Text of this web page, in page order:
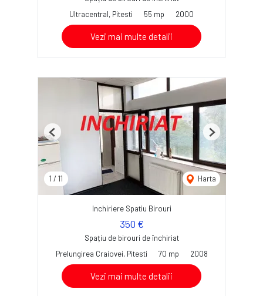
Ultracentral, Pitesti
55 mp 2000
Vezi mai multe detalii
1 / 11 Harta
Previous Next
Inchiriere Spatiu Birouri
350 €
Spațiu de birouri de închiriat
Prelungirea Craiovei, Pitesti
70 mp 2008
Vezi mai multe detalii